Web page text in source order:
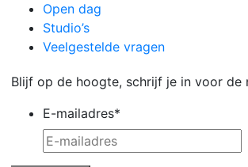
Open dag
Studio’s
Veelgestelde vragen
Blijf op de hoogte, schrijf je in voor de
E-mailadres*